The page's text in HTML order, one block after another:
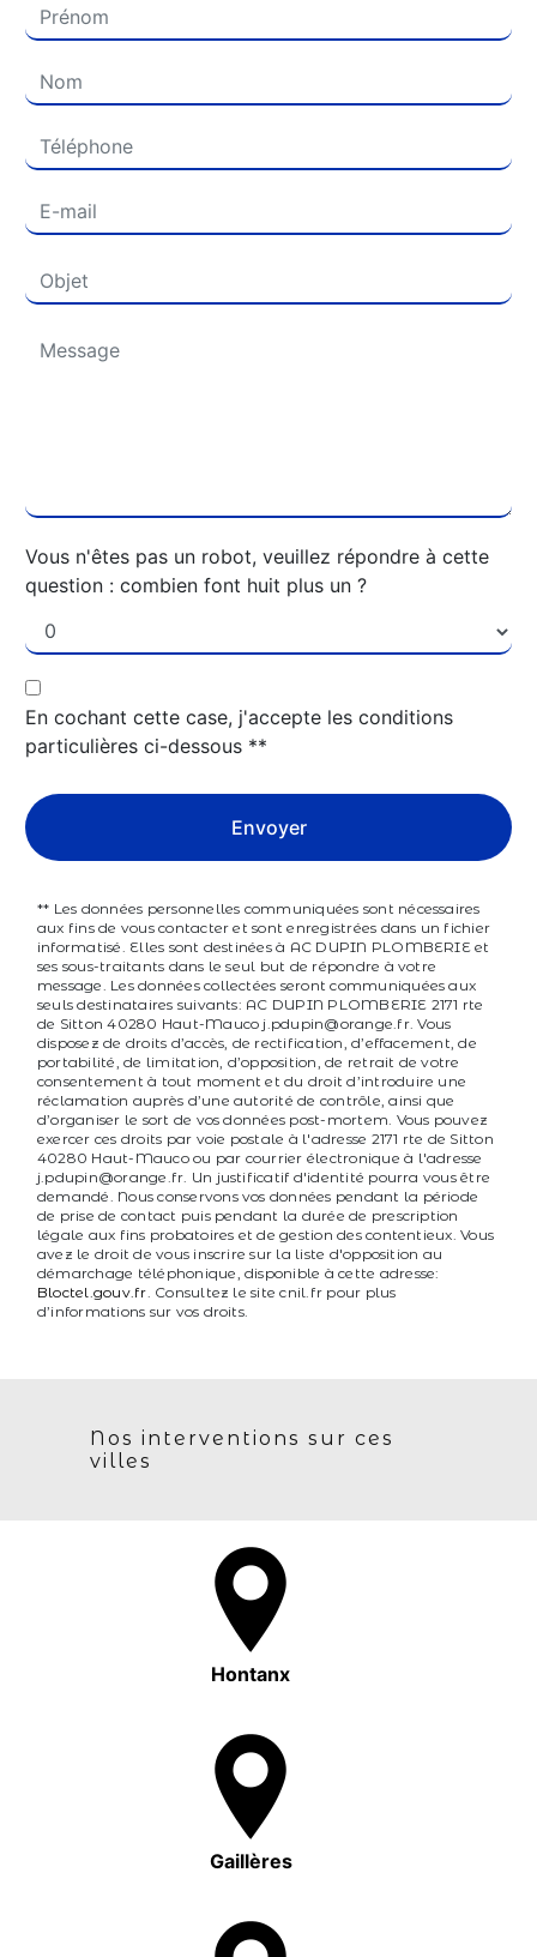
Vous n'êtes pas un robot, veuillez répondre à cette
question : combien font huit plus un ?
En cochant cette case, j'accepte les conditions
particulières ci-dessous **
Envoyer
** Les données personnelles communiquées sont nécessaires
aux fins de vous contacter et sont enregistrées dans un fichier
informatisé. Elles sont destinées à AC DUPIN PLOMBERIE et
ses sous-traitants dans le seul but de répondre à votre
message. Les données collectées seront communiquées aux
seuls destinataires suivants: AC DUPIN PLOMBERIE 2171 rte
de Sitton 40280 Haut-Mauco j.pdupin@orange.fr. Vous
disposez de droits d’accès, de rectification, d’effacement, de
portabilité, de limitation, d’opposition, de retrait de votre
consentement à tout moment et du droit d’introduire une
réclamation auprès d’une autorité de contrôle, ainsi que
d’organiser le sort de vos données post-mortem. Vous pouvez
exercer ces droits par voie postale à l'adresse 2171 rte de Sitton
40280 Haut-Mauco ou par courrier électronique à l'adresse
j.pdupin@orange.fr. Un justificatif d'identité pourra vous être
demandé. Nous conservons vos données pendant la période
de prise de contact puis pendant la durée de prescription
légale aux fins probatoires et de gestion des contentieux. Vous
avez le droit de vous inscrire sur la liste d'opposition au
démarchage téléphonique, disponible à cette adresse:
Bloctel.gouv.fr. Consultez le site cnil.fr pour plus
d’informations sur vos droits.
Nos interventions sur ces
villes
Hontanx
Gaillères